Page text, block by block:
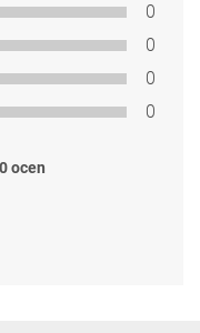
0
0
0
0
0 ocen